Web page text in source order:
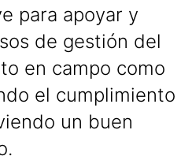
para apoyar y
de gestión del
en campo como
el cumplimiento
un buen